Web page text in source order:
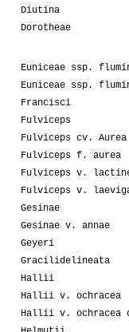
Diutina
Dorotheae
Euniceae ssp.
Euniceae ssp.
Francisci
Fulviceps
Fulviceps cv. Aurea
Fulviceps f. aurea
Fulviceps v.
Fulviceps v.
Gesinae
Gesinae v. annae
Geyeri
Gracilidelineata
Hallii
Hallii v. ochracea
Hallii v. ochracea